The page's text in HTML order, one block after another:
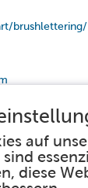
brushlettering/
Facebook
Instagram